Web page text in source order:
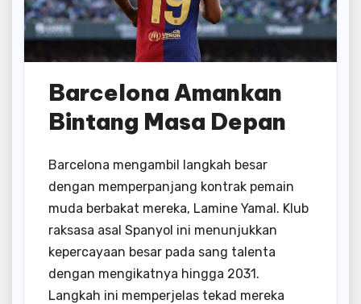
Barcelona Amankan
Bintang Masa Depan
Barcelona mengambil langkah besar
dengan memperpanjang kontrak pemain
muda berbakat mereka, Lamine Yamal. Klub
raksasa asal Spanyol ini menunjukkan
kepercayaan besar pada sang talenta
dengan mengikatnya hingga 2031.
Langkah ini memperjelas tekad mereka